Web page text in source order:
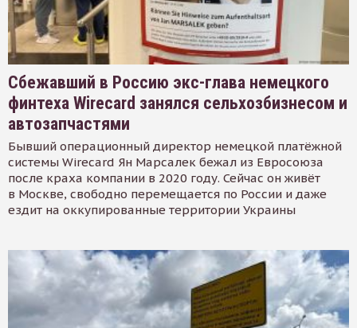
Сбежавший в Россию экс-глава немецкого
финтеха Wirecard занялся сельхозбизнесом и
автозапчастями
Бывший операционный директор немецкой платёжной
системы Wirecard Ян Марсалек бежал из Евросоюза
после краха компании в 2020 году. Сейчас он живёт
в Москве, свободно перемещается по России и даже
ездит на оккупированные территории Украины